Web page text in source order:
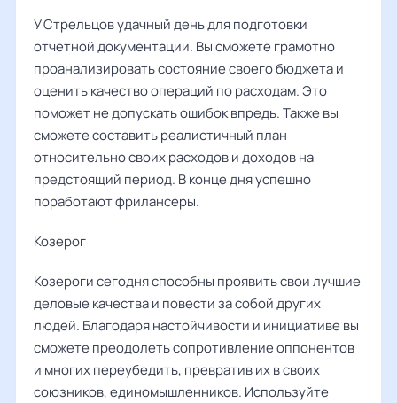
У Стрельцов удачный день для подготовки
отчетной документации. Вы сможете грамотно
проанализировать состояние своего бюджета и
оценить качество операций по расходам. Это
поможет не допускать ошибок впредь. Также вы
сможете составить реалистичный план
относительно своих расходов и доходов на
предстоящий период. В конце дня успешно
поработают фрилансеры.
Козерог
Козероги сегодня способны проявить свои лучшие
деловые качества и повести за собой других
людей. Благодаря настойчивости и инициативе вы
сможете преодолеть сопротивление оппонентов
и многих переубедить, превратив их в своих
союзников, единомышленников. Используйте